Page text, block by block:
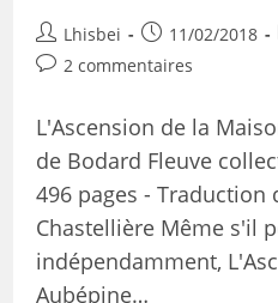
Lhisbei 11/02/2018
2 commentaires
L'Ascension de la
de Bodard Fleuve
496 pages - Traduction
Chastellière Même s'il
indépendamment,
Aubépine…